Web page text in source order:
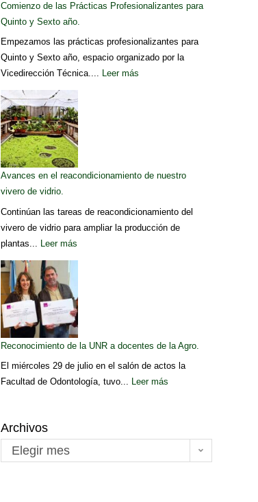
Comienzo de las Prácticas Profesionalizantes para
Quinto y Sexto año.
Empezamos las prácticas profesionalizantes para
Quinto y Sexto año, espacio organizado por la
Vicedirección Técnica.... Leer más
Avances en el reacondicionamiento de nuestro
vivero de vidrio.
Continúan las tareas de reacondicionamiento del
vivero de vidrio para ampliar la producción de
plantas...
Leer más
Reconocimiento de la UNR a docentes de la Agro.
El miércoles 29 de julio en el salón de actos la
Facultad de Odontología, tuvo... Leer más
Archivos
Elegir mes